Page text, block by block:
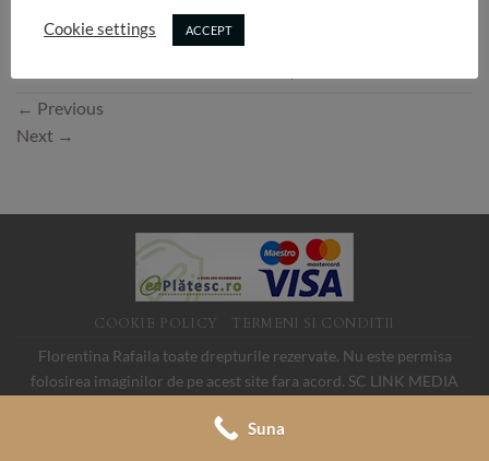
← Previous
Next →
COOKIE POLICY TERMENI SI CONDITII
Florentina Rafaila toate drepturile rezervate. Nu este permisa
folosirea imaginilor de pe acest site fara acord. SC LINK MEDIA
Cookie settings ACCEPT
Suna